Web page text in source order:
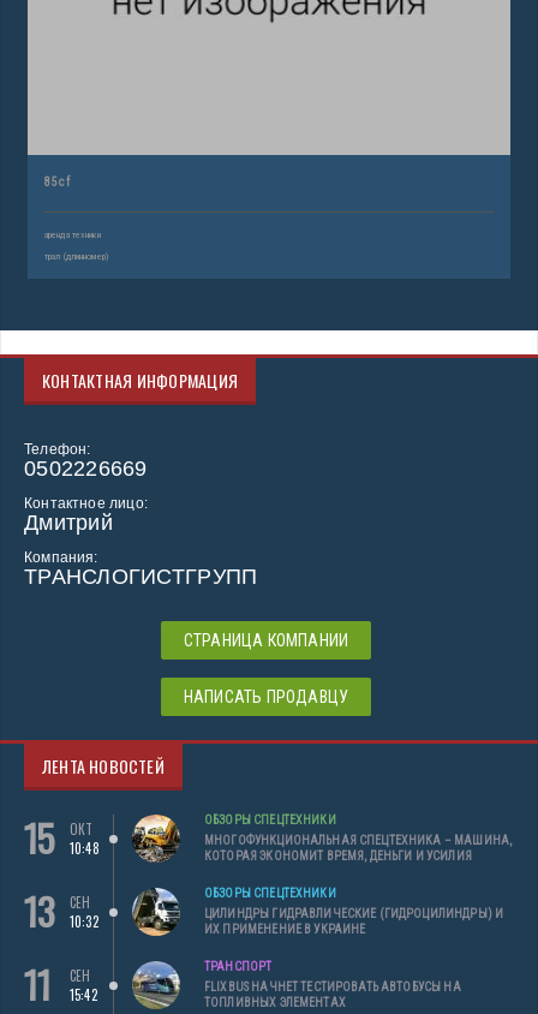
85 cf
аренда техники
трал (длинномер)
КОНТАКТНАЯ ИНФОРМАЦИЯ
Телефон:
0502226669
Контактное лицо:
Дмитрий
Компания:
ТРАНСЛОГИСТГРУПП
СТРАНИЦА КОМПАНИИ
НАПИСАТЬ ПРОДАВЦУ
ЛЕНТА НОВОСТЕЙ
15
ОКТ
10:48
ОБЗОРЫ СПЕЦТЕХНИКИ
МНОГОФУНКЦИОНАЛЬНАЯ СПЕЦТЕХНИКА – МАШИНА,
КОТОРАЯ ЭКОНОМИТ ВРЕМЯ, ДЕНЬГИ И УСИЛИЯ
13
СЕН
10:32
ОБЗОРЫ СПЕЦТЕХНИКИ
ЦИЛИНДРЫ ГИДРАВЛИЧЕСКИЕ (ГИДРОЦИЛИНДРЫ) И
ИХ ПРИМЕНЕНИЕ В УКРАИНЕ
11
СЕН
15:42
ТРАНСПОРТ
FLIXBUS НАЧНЕТ ТЕСТИРОВАТЬ АВТОБУСЫ НА
ТОПЛИВНЫХ ЭЛЕМЕНТАХ